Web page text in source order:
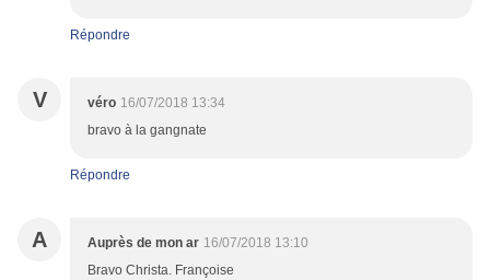
Répondre
V véro 16/07/2018 13:34
bravo à la gangnate
Répondre
A Auprès de mon ar 16/07/2018 13:10
Bravo Christa. Françoise